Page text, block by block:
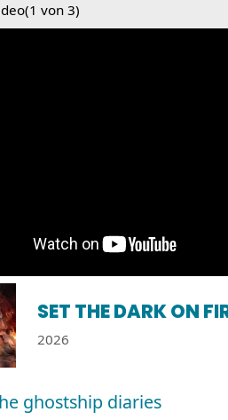
1 von 3)
SET THE DARK ON
2026
ghostship diaries